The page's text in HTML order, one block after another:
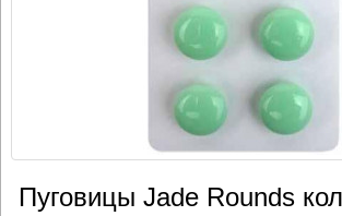
Пуговицы Jade Rounds